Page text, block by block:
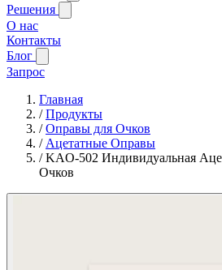
Решения
О нас
Контакты
Блог
Запрос
Главная
/Продукты
/Оправы для Очков
/ Ацетатные Оправы
/KAO-502 Индивидуальная
Очков